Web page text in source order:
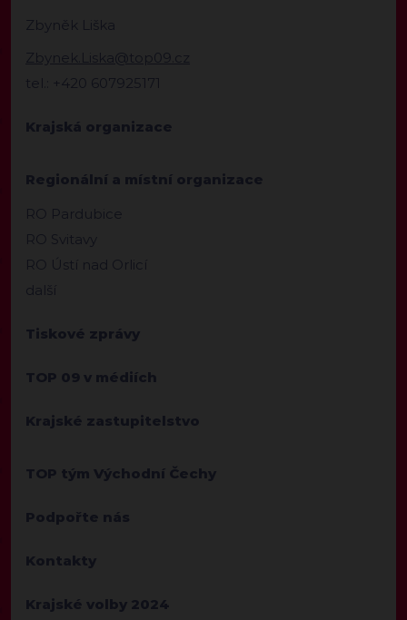
Zbyněk Liška
Zbynek.Liska@top09.cz
tel.: +420 607925171
Krajská organizace
Regionální a místní organizace
RO Pardubice
RO Svitavy
RO Ústí nad Orlicí
další
Tiskové zprávy
TOP 09 v médiích
Krajské zastupitelstvo
TOP tým Východní Čechy
Podpořte nás
Kontakty
Krajské volby 2024